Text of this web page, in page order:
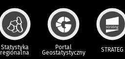
Statystyka
regionalna
Portal
Geostatystyczny STRATEG